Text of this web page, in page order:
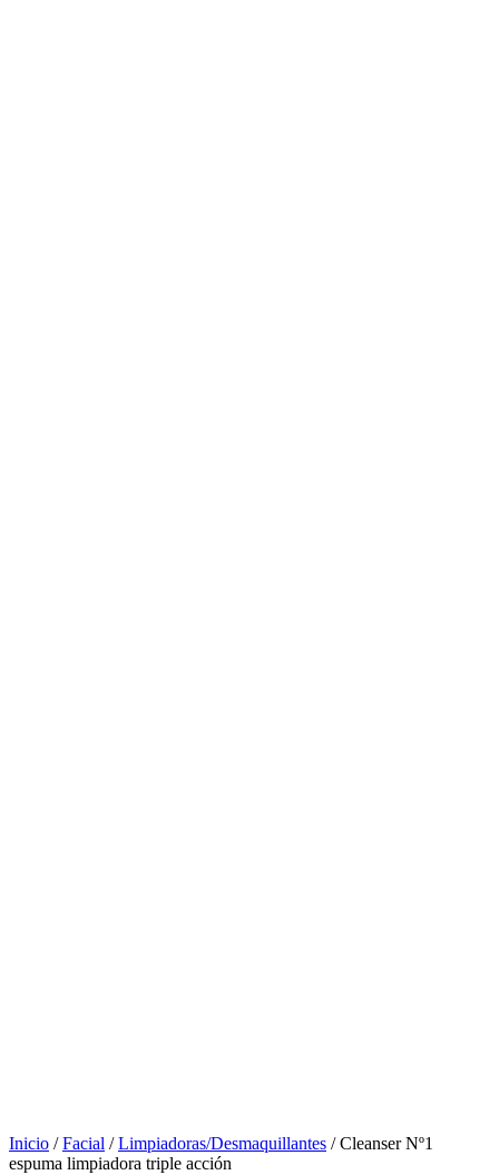
Inicio /Facial /Limpiadoras/Desmaquillantes / Cleanser Nº1
espuma limpiadora triple acción